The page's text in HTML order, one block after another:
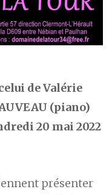
deValérie
(piano)
20 mai 2022
présenter